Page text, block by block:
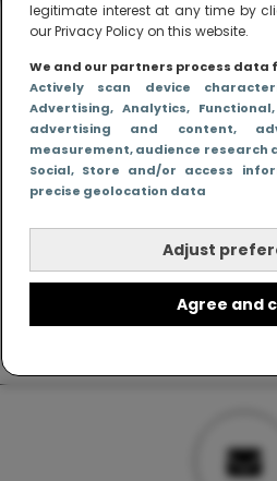
legitimate interest at any time by
our Privacy Policy on this website.
We and our partners process data
Actively scan device
Advertising, Analytics, Functional
advertising and content,
measurement, audience research
Social, Store and/or access
precise geolocation data
Adjust
Agree and